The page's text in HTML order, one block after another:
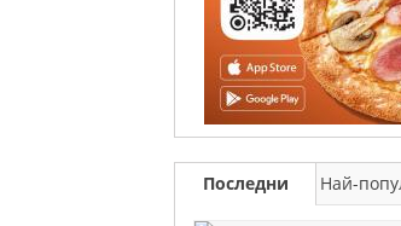
Последни Най-